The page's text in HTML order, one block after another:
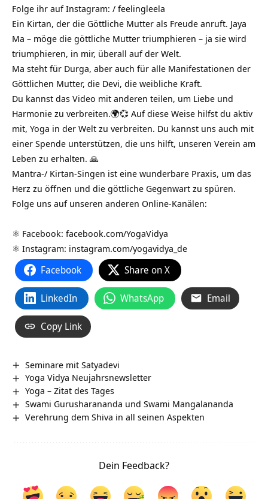
Folge ihr auf Instagram: / feelingleela
Ein Kirtan, der die Göttliche Mutter als Freude anruft. Jaya
Ma – möge die göttliche Mutter triumphieren – ja sie wird
triumphieren, in mir, überall auf der Welt.
Ma steht für Durga, aber auch für alle Manifestationen der
Göttlichen Mutter, die Devi, die weibliche Kraft.
Du kannst das Video mit anderen teilen, um Liebe und
Harmonie zu verbreiten.🌍💞 Auf diese Weise hilfst du aktiv
mit, Yoga in der Welt zu verbreiten. Du kannst uns auch mit
einer Spende unterstützen, die uns hilft, unseren Verein am
Leben zu erhalten. 🙏
Mantra-/ Kirtan-Singen ist eine wunderbare Praxis, um das
Herz zu öffnen und die göttliche Gegenwart zu spüren.
Folge uns auf unseren anderen Online-Kanälen:
⚛️ Facebook: facebook.com/YogaVidya
⚛️ Instagram: instagram.com/yogavidya_de
Facebook Share on X
LinkedIn WhatsApp Email
Copy Link
Seminare mit Satyadevi
Yoga Vidya Neujahrsnewsletter
Yoga – Zitat des Tages
Swami Gurusharananda und Swami Mangalananda
Verehrung dem Shiva in all seinen Aspekten
Dein Feedback?